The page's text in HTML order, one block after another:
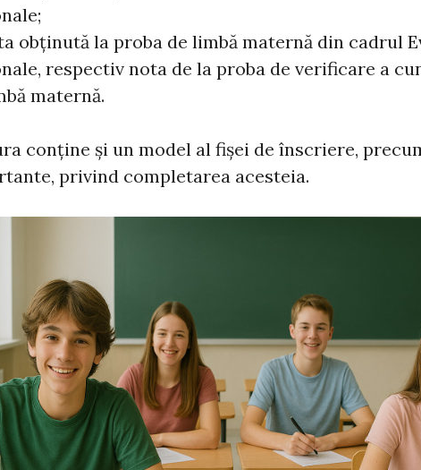
obţinută la proba de limbă maternă din cadrul
respectiv nota de la proba de verificare a
maternă.
conține și un model al fișei de înscriere,
privind completarea acesteia.